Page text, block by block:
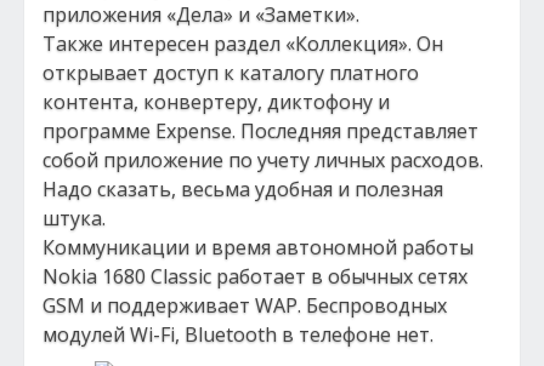
приложения «Дела» и «Заметки».
Также интересен раздел «Коллекция». Он
открывает доступ к каталогу платного
контента, конвертеру, диктофону и
программе Expense. Последняя представляет
собой приложение по учету личных расходов.
Надо сказать, весьма удобная и полезная
штука.
Коммуникации и время автономной работы
Nokia 1680 Classic работает в обычных сетях
GSM и поддерживает WAP. Беспроводных
модулей Wi-Fi, Bluetooth в телефоне нет.